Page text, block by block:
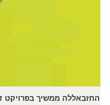
החזבאללה ממשיך בפרויקט